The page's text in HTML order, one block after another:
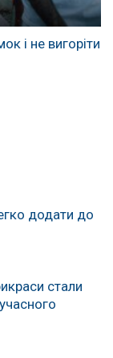
і не вигоріти
додати до
стали